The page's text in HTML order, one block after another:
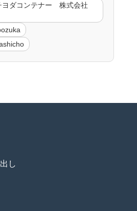
ヨダコンテナー 株式会社
し